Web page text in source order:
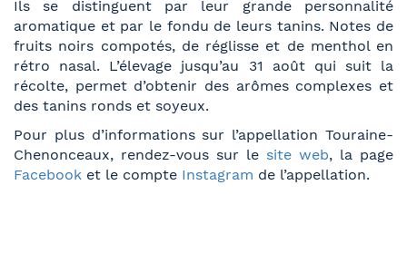
Ils se distinguent par leur grande personnalité
aromatique et par le fondu de leurs tanins. Notes de
fruits noirs compotés, de réglisse et de menthol en
rétro nasal. L’élevage jusqu’au 31 août qui suit la
récolte, permet d’obtenir des arômes complexes et
des tanins ronds et soyeux.
Pour plus d’informations sur l’appellation Touraine-
Chenonceaux, rendez-vous sur le site web, la page
Facebook et le compte Instagram de l’appellation.